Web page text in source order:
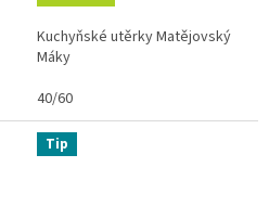
Kuchyňské utěrky Matějovský
Máky
40/60
Tip